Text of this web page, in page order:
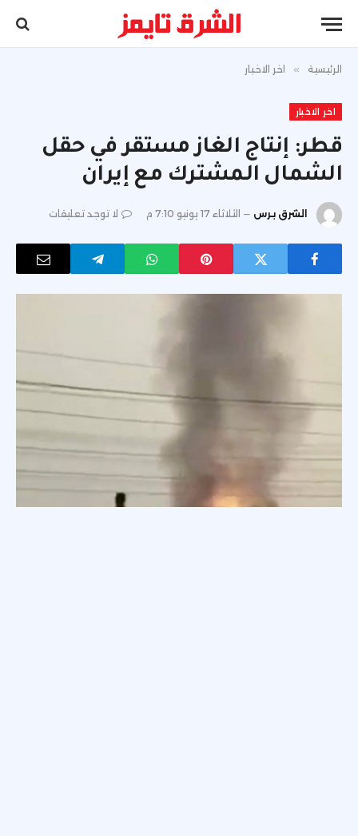
الرئيسية » اخر الاخبار
اخر الاخبار
قطر: إنتاج الغاز مستقر في حقل
الشمال المشترك مع إيران
الشرق برس الثلاثاء 17 يونيو 7:10 م لا توجد تعليقات